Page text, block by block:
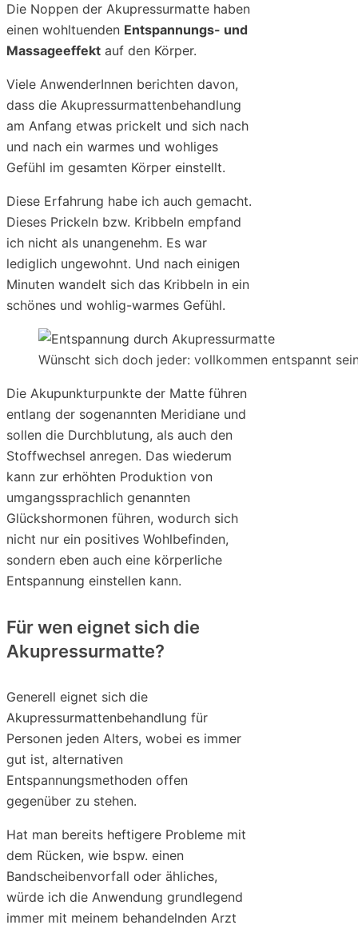
Die Noppen der Akupressurmatte haben
einen wohltuenden Entspannungs- und
Massageeffekt auf den Körper.
Viele AnwenderInnen berichten davon,
dass die Akupressurmattenbehandlung
am Anfang etwas prickelt und sich nach
und nach ein warmes und wohliges
Gefühl im gesamten Körper einstellt.
Diese Erfahrung habe ich auch gemacht.
Dieses Prickeln bzw. Kribbeln empfand
ich nicht als unangenehm. Es war
lediglich ungewohnt. Und nach einigen
Minuten wandelt sich das Kribbeln in ein
schönes und wohlig-warmes Gefühl.
Wünscht sich doch jeder: vollkommen entspannt
Die Akupunkturpunkte der Matte führen
entlang der sogenannten Meridiane und
sollen die Durchblutung, als auch den
Stoffwechsel anregen. Das wiederum
kann zur erhöhten Produktion von
umgangssprachlich genannten
Glückshormonen führen, wodurch sich
nicht nur ein positives Wohlbefinden,
sondern eben auch eine körperliche
Entspannung einstellen kann.
Für wen eignet sich die
Akupressurmatte?
Generell eignet sich die
Akupressurmattenbehandlung für
Personen jeden Alters, wobei es immer
gut ist, alternativen
Entspannungsmethoden offen
gegenüber zu stehen.
Hat man bereits heftigere Probleme mit
dem Rücken, wie bspw. einen
Bandscheibenvorfall oder ähliches,
würde ich die Anwendung grundlegend
immer mit meinem behandelnden Arzt